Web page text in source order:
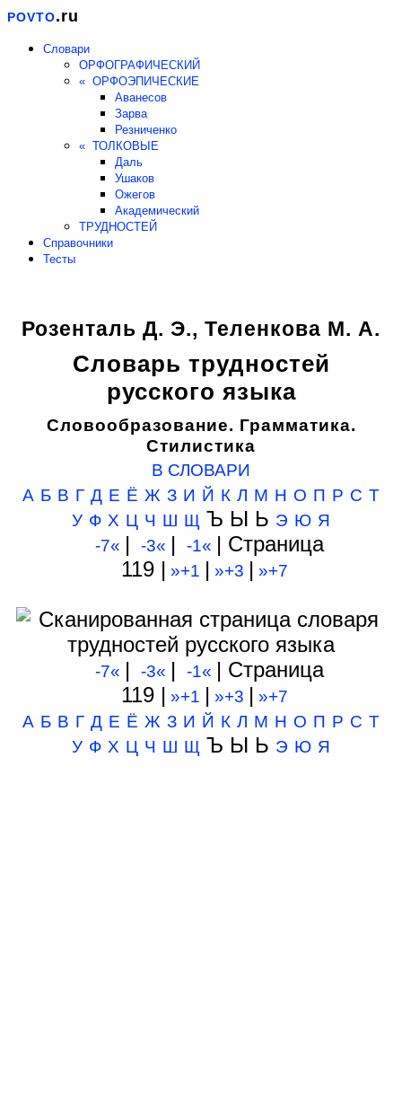
POVTO.ru
Словари
ОРФОГРАФИЧЕСКИЙ
« ОРФОЭПИЧЕСКИЕ
Аванесов
Зарва
Резниченко
« ТОЛКОВЫЕ
Даль
Ушаков
Ожегов
Академический
ТРУДНОСТЕЙ
Справочники
Тесты
Розенталь Д. Э., Теленкова М. А.
Словарь трудностей
русского языка
Словообразование. Грамматика.
Стилистика
В СЛОВАРИ
А Б В Г Д Е Ё Ж З И Й К Л М Н О П Р С Т
У Ф Х Ц Ч Ш Щ Ъ Ы Ь Э Ю Я
-7« | -3« | -1« | Cтраница
119 | »+1 | »+3 | »+7
-7« | -3« | -1« | Cтраница
119 | »+1 | »+3 | »+7
А Б В Г Д Е Ё Ж З И Й К Л М Н О П Р С Т
У Ф Х Ц Ч Ш Щ Ъ Ы Ь Э Ю Я